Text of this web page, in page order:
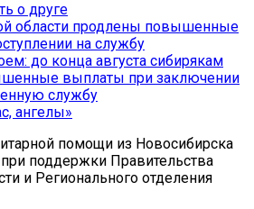
о друге
области продлены повышенные
на службу
до конца августа сибирякам
выплаты при заключении
службу
ангелы»
помощи из Новосибирска
поддержки Правительства
и Регионального отделения